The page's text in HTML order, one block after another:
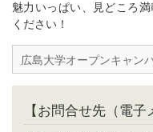
魅力いっぱい、見どころ
ください！
広島大学オープンキャ
【お問合せ先（電